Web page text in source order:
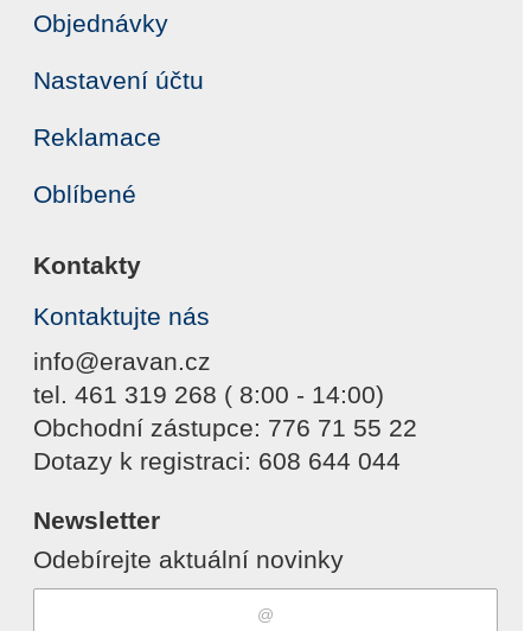
Objednávky
Nastavení účtu
Reklamace
Oblíbené
Kontakty
Kontaktujte nás
info@eravan.cz
tel. 461 319 268 ( 8:00 - 14:00)
Obchodní zástupce: 776 71 55 22
Dotazy k registraci: 608 644 044
Newsletter
Odebírejte aktuální novinky